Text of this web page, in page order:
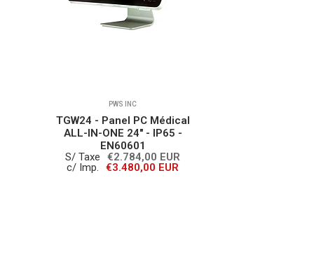
PWS INC
TGW24 - Panel PC Médical
ALL-IN-ONE 24" - IP65 -
EN60601
S/ Taxe
€2.784,00 EUR
c/ Imp.
€3.480,00 EUR